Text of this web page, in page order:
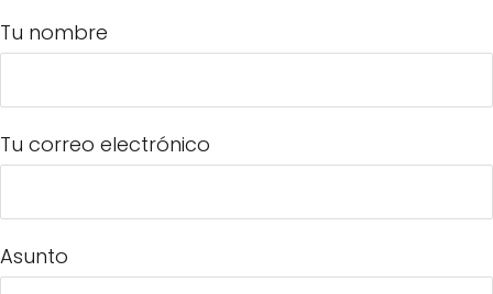
Tu nombre
Tu correo electrónico
Asunto